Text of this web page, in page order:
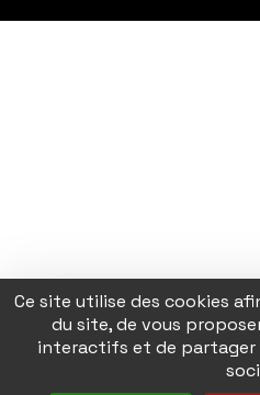
Ce site utilise des cookies
du site, de vous
interactifs et de partager